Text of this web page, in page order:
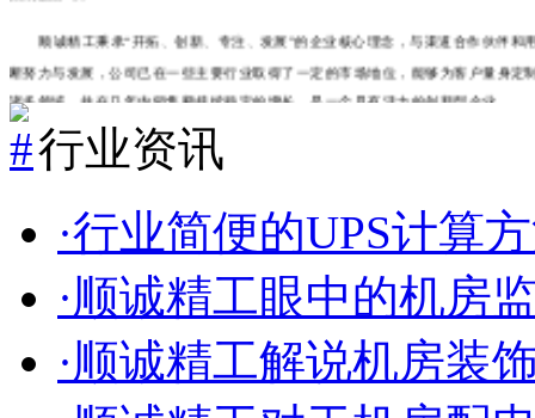
顺诚精工秉承 开拓、创新、专注、发展 ”的企业核心理念，与渠道合作伙伴和
断努力与发展，公司已在一些主要行业取得了一定的市场地位，能够为客户量身
诸多领域，并在几年内销售额持续稳定的增长，是一个具有活力的创新型企业。
行业资讯
·行业简便的UPS计算
·顺诚精工眼中的机房
·顺诚精工解说机房装